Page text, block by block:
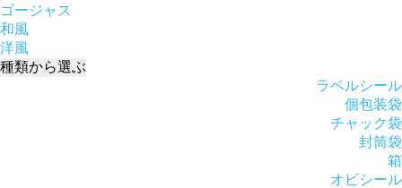
ゴージャス
和風
洋風
種類から選ぶ
ラベルシール
個包装袋
チャック袋
封筒袋
箱
オビシール